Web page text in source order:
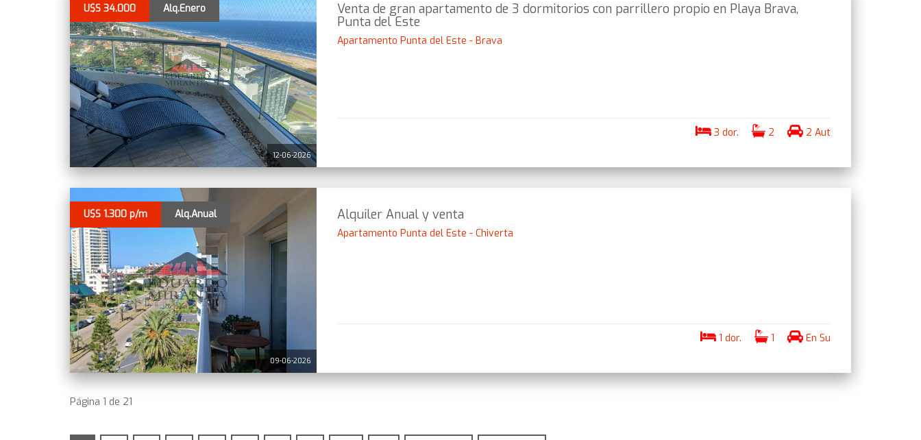
12-06-2026
U$S 34.000 Alq.Enero Venta de gran apartamento de 3 dormitorios con parrillero propio en Playa Brava,
Punta del Este
Apartamento Punta del Este - Brava
3 dor. 2 2 Aut
09-06-2026
U$S 1.300 p/m Alq.Anual Alquiler Anual y venta
Apartamento Punta del Este - Chiverta
1 dor. 1 En Su
Página 1 de 21